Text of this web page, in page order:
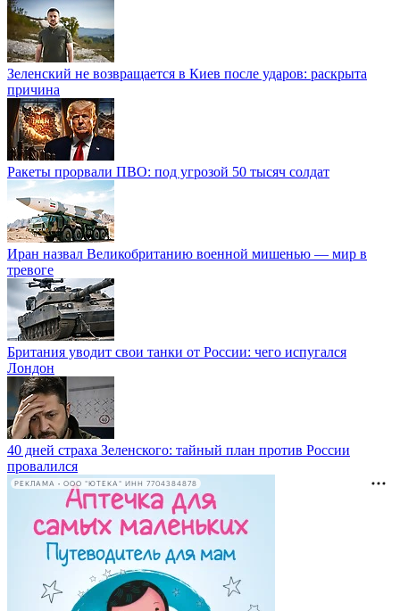
Зеленский не возвращается в Киев после ударов: раскрыта
причина
Ракеты прорвали ПВО: под угрозой 50 тысяч солдат
Иран назвал Великобританию военной мишенью — мир в
тревоге
Британия уводит свои танки от России: чего испугался
Лондон
40 дней страха Зеленского: тайный план против России
провалился
РЕКЛАМА • ООО "ЮТЕКА" ИНН 7704384878